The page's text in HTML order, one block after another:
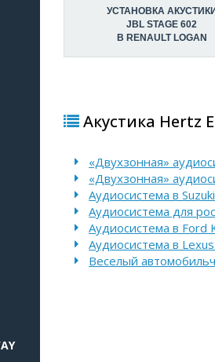
УСТАНОВКА
JBL STAGE 602
В RENAULT LOGAN
Акустика Hertz
«Двухзонная»
«Двухзонная»
Аудиосистема в
Аудиосистема для
Аудиосистема в Ford
Аудиосистема в
Веселый